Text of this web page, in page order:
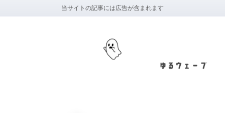
当サイトの記事には広告が含まれます